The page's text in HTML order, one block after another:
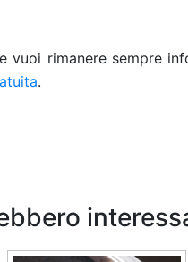
vuoi rimanere sempre
.